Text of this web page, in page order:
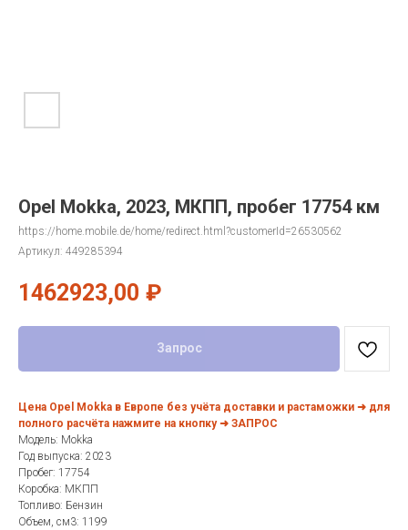
Opel Mokka, 2023, МКПП, пробег 17754 км
https://home.mobile.de/home/redirect.html?customerId=26530562
Артикул: 449285394
1462923,00 ₽
Запрос
Цена Opel Mokka в Европе без учёта доставки и растаможки ➜ для
полного расчёта нажмите на кнопку ➜ ЗАПРОС
Модель: Mokka
Год выпуска: 2023
Пробег: 17754
Коробка: МКПП
Топливо: Бензин
Объем, см3: 1199